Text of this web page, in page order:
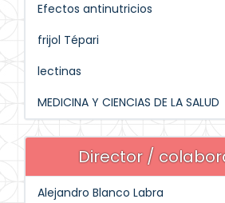
Efectos antinutricios
frijol Tépari
lectinas
MEDICINA Y CIENCIAS DE LA SALUD
Director /
Alejandro Blanco Labra